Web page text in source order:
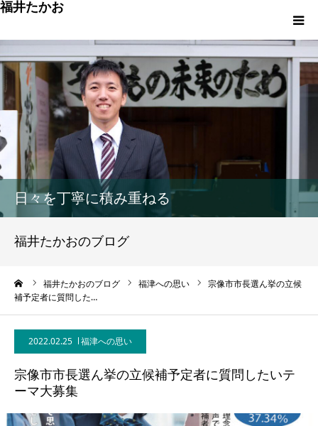
福井たかお
日々を丁寧に積み重ねる
福井たかおのブログ
福井たかおのブログ 福津への思い
宗像市市長選ん挙の立候
補予定者に質問した…
2022.02.25 福津への思い
宗像市市長選ん挙の立候補予定者に質問したいテ
ーマ大募集
福津への想いと実績
重点政策と市役所活性化策
プロフィール
市政方針ーまちの未来を再設計ー